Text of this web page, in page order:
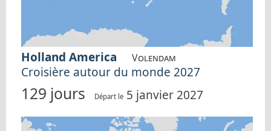
Holland America Volendam
Croisière autour du monde 2027
129 jours Départ le 5 janvier 2027